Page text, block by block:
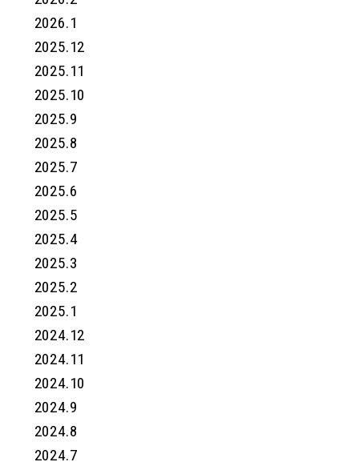
2026.1
2025.12
2025.11
2025.10
2025.9
2025.8
2025.7
2025.6
2025.5
2025.4
2025.3
2025.2
2025.1
2024.12
2024.11
2024.10
2024.9
2024.8
2024.7